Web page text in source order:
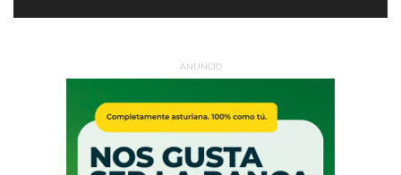
ANUNCIO